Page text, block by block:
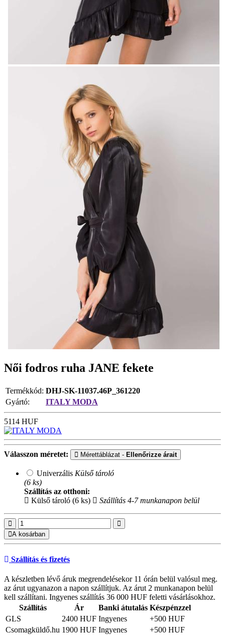
Női fodros ruha JANE fekete
Termékkód: DHJ-SK-11037.46P_361220
Gyártó:
ITALY MODA
5114 HUF
Válasszon méretet: Mérettáblázat - Ellenőrizze árait
Univerzális Külső tároló
(6 ks)
Szállítás az otthoni:
Külső tároló (6 ks)
Szállítás 4-7 munkanapon belül
A kosárban
Szállítás és fizetés
A készletben lévő áruk megrendelésekor 11 órán belül valósul meg.
az árut ugyanazon a napon szállítjuk. Az árut 2 munkanapon belül
kell szállítani. Ingyenes szállítás 36 000 HUF feletti vásárlásokhoz.
Szállítás
Ár Banki átutalás Készpénzzel
GLS
2400 HUF Ingyenes
+500 HUF
Csomagküldő.hu 1900 HUF Ingyenes +500 HUF